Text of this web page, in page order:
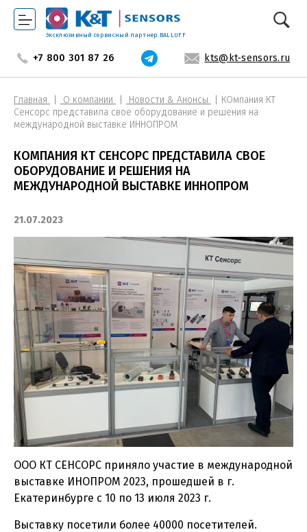
Эксклюзивный сервисный партнер BALLUFF
+7 800 301 87 26 kts@kt-sensors.ru
Главная О компании Новости & Анонсы
КОмпания КТ
Сенсорс представила свое оборудование и решения на
международной выставке ИННОПРОМ
КОМПАНИЯ КТ СЕНСОРС ПРЕДСТАВИЛА СВОЕ
ОБОРУДОВАНИЕ И РЕШЕНИЯ НА
МЕЖДУНАРОДНОЙ ВЫСТАВКЕ ИННОПРОМ
21.07.2023
ООО КТ СЕНСОРС приняло участие в международной
выставке ИНОПРОМ 2023, прошедшей в г.
Екатеринбурге с 10 по 13 июля 2023 г.
Выставку посетили более 40000 посетителей.